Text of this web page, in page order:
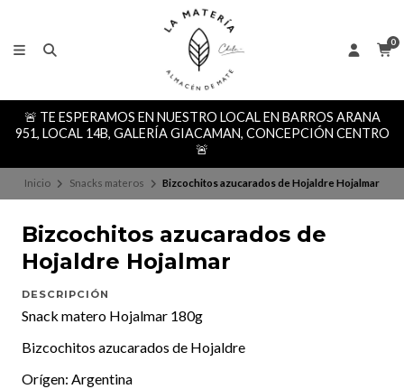
0
🚨 TE ESPERAMOS EN NUESTRO LOCAL EN BARROS ARANA
951, LOCAL 14B, GALERÍA GIACAMAN, CONCEPCIÓN CENTRO
🚨
Inicio Snacks materos Bizcochitos azucarados de Hojaldre Hojalmar
Bizcochitos azucarados de
Hojaldre Hojalmar
DESCRIPCIÓN
Snack matero Hojalmar 180g
Bizcochitos azucarados de Hojaldre
Orígen: Argentina